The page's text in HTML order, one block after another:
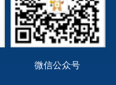
微信公众号